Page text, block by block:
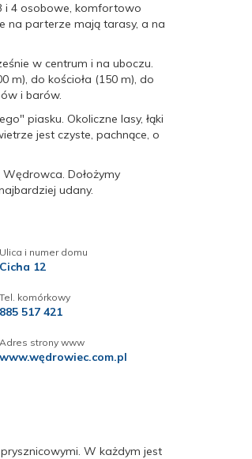
i 4 osobowe, komfortowo
na parterze mają tarasy, a na
w centrum i na uboczu.
m), do kościoła (150 m), do
i barów.
piasku. Okoliczne lasy, łąki
jest czyste, pachnące, o
Dołożymy
udany.
Ulica i numer domu
Cicha 12
Tel. komórkowy
885 517 421
Adres strony www
www.wędrowiec.com.pl
W każdym jest